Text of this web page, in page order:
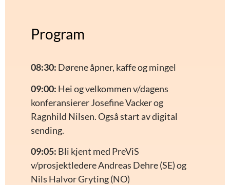
Program
08:30: Dørene åpner, kaffe og mingel
09:00: Hei og velkommen v/dagens
konferansierer Josefine Vacker og
Ragnhild Nilsen. Også start av digital
sending.
09:05: Bli kjent med PreViS
v/prosjektledere Andreas Dehre (SE) og
Nils Halvor Gryting (NO)